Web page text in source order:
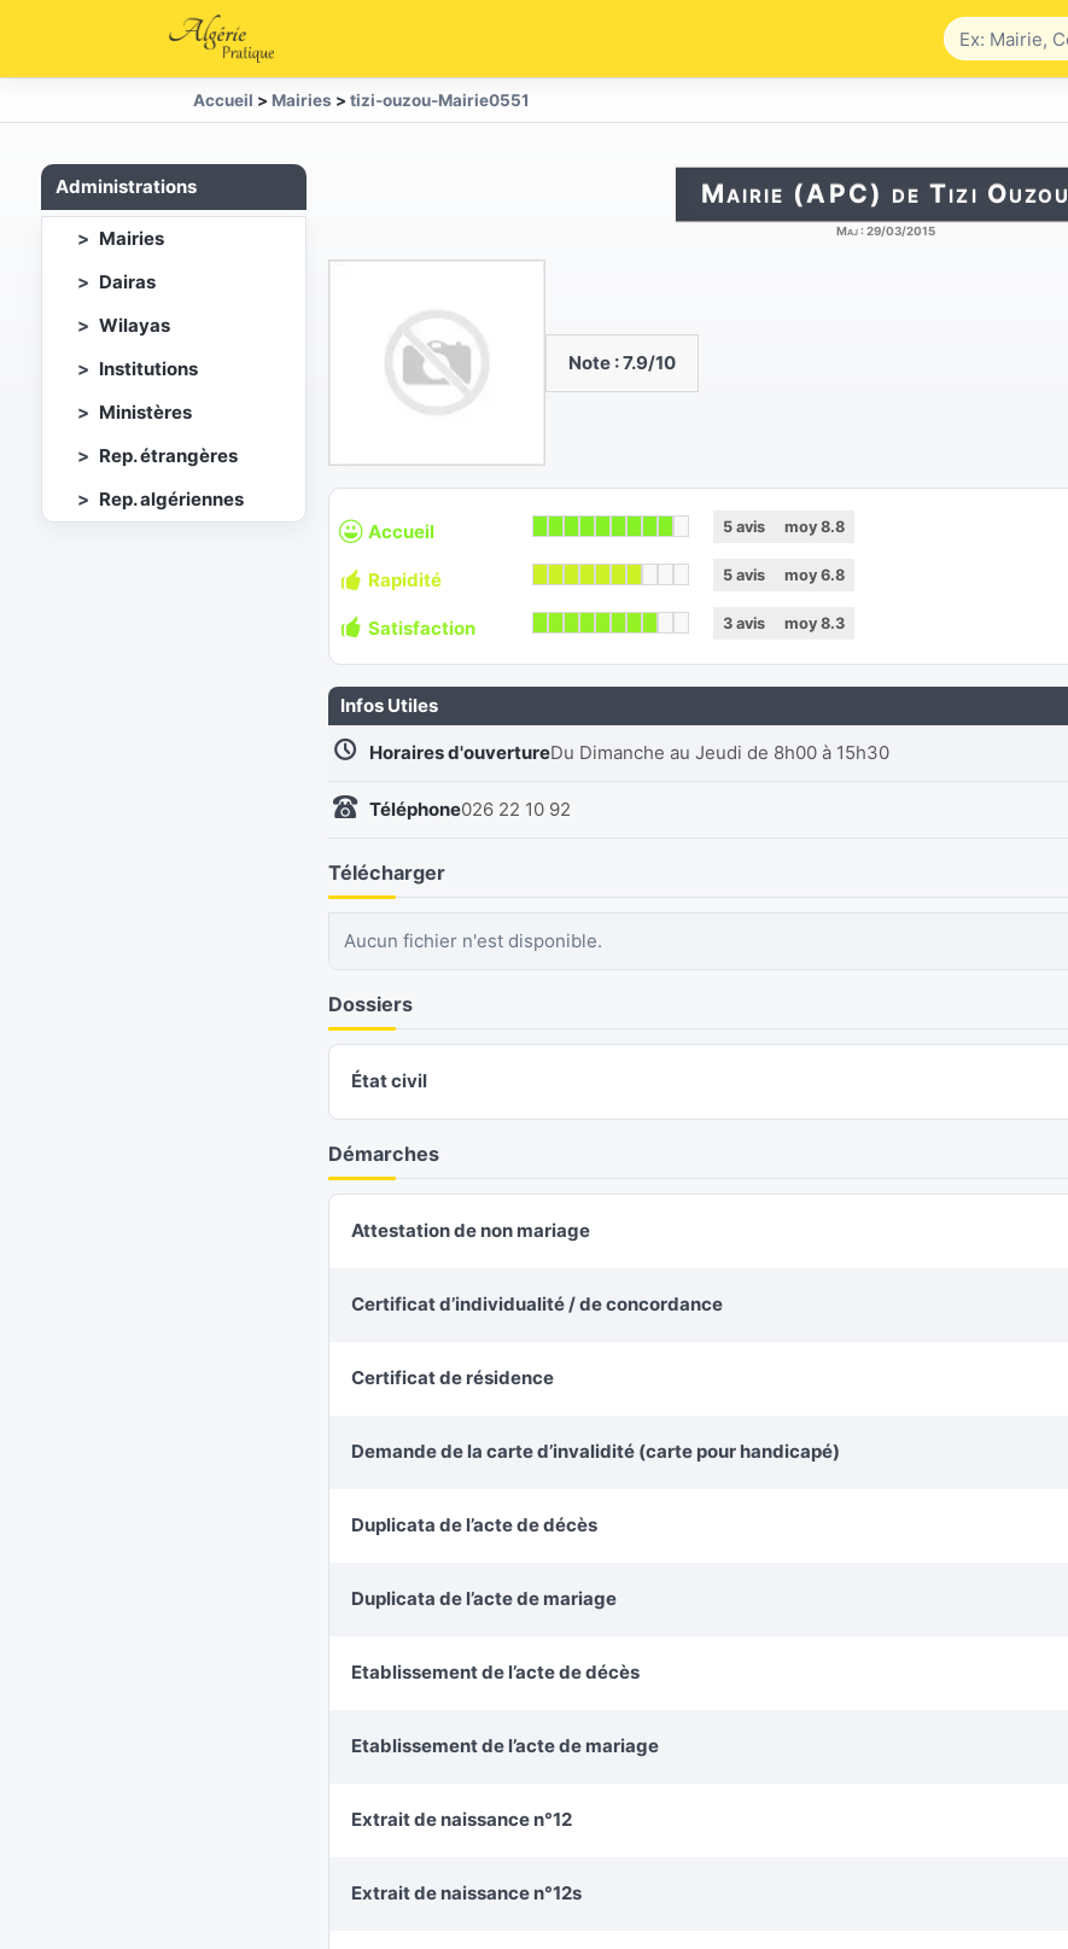
Accueil > Mairies > tizi-ouzou-Mairie0551
Administrations
Mairies
Dairas
Wilayas
Institutions
Ministères
Rep. étrangères
Rep. algériennes
Mairie (APC) de Tizi Ouzou
Maj : 29/03/2015
Note :7.9/10
Accueil 5 avis moy 8.8
Rapidité 5 avis moy 6.8
Satisfaction 3 avis moy 8.3
Infos Utiles
Horaires d'ouvertureDu Dimanche au Jeudi de 8h00 à 15h30
Téléphone026 22 10 92
Télécharger
Aucun fichier n'est disponible.
Dossiers
État civil
Démarches
Attestation de non mariage
Certificat d’individualité / de concordance
Certificat de résidence
Demande de la carte d’invalidité (carte pour handicapé)
Duplicata de l’acte de décès
Duplicata de l’acte de mariage
Etablissement de l’acte de décès
Etablissement de l’acte de mariage
Extrait de naissance n°12
Extrait de naissance n°12s